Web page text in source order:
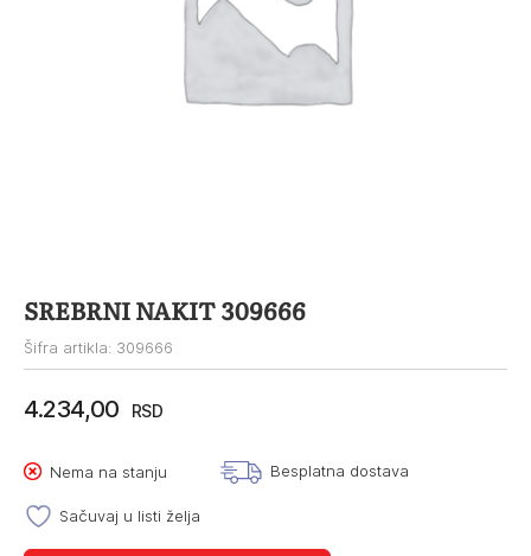
SREBRNI NAKIT 309666
Šifra artikla: 309666
4.234,00 RSD
Nema na stanju Besplatna dostava
Sačuvaj u listi želja